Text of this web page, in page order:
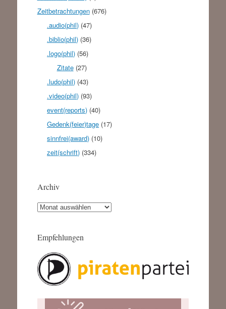
Zeitbetrachtungen(676)
.audio(phil) (47)
.biblio(phil) (36)
.logo(phil) (56)
Zitate(27)
.ludo(phil) (43)
.video(phil) (93)
event(reports) (40)
Gedenk(feier)tage (17)
sinnfrei(award) (10)
zeit(schrift) (334)
Archiv
Archiv
Empfehlungen